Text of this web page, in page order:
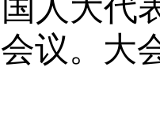
人大代
议。大